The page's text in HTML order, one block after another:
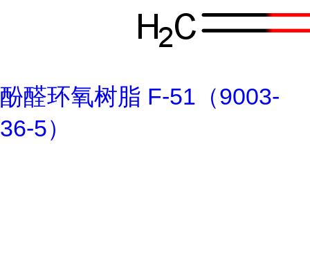
酚醛环氧树脂 F-51（9003-
36-5）